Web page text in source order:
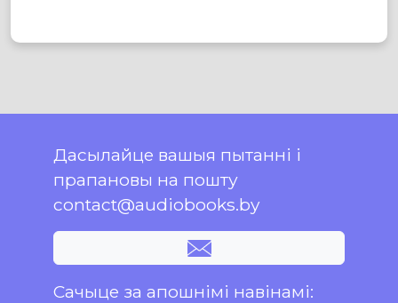
Дасылайце вашыя пытанні і
прапановы на пошту
contact@audiobooks.by
Сачыце за апошнімі навінамі: